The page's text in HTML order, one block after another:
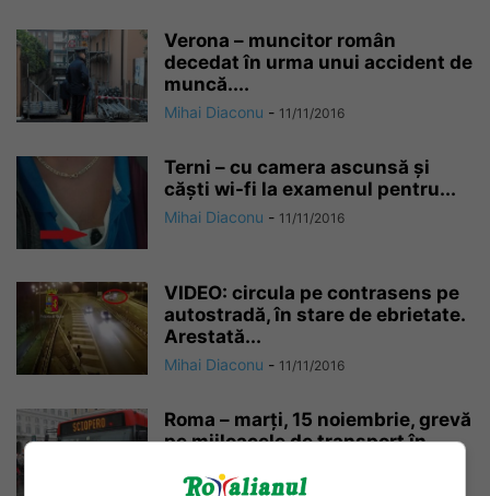
Verona – muncitor român
decedat în urma unui accident de
muncă....
Mihai Diaconu - 11/11/2016
Terni – cu camera ascunsă și
căști wi-fi la examenul pentru...
Mihai Diaconu - 11/11/2016
VIDEO: circula pe contrasens pe
autostradă, în stare de ebrietate.
Arestată...
Mihai Diaconu - 11/11/2016
Roma – marți, 15 noiembrie, grevă
pe mijloacele de transport în...
Mihai Diaconu